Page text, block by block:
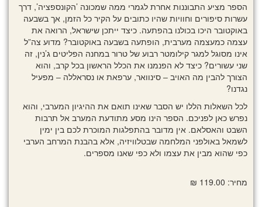
הספר מציע התבוננות אחרת לגמרי ממה שמכונה ’הקונספציה’, דרך
עשרות סיפורים וחוויות שהיו כתובים על הקיר כל הזמן, אך בשבעה
באוקטובר היכו בכולנו בהפתעה. כיצד ייתכן שישראל, הרואה את
עצמה כמעצמה מערבית, הופתעה בשבעה באוקטובר? מדוע צה”ל
אינו מסוגל למגר קילומטר רבוע של טרור במחנה הפליטים ג’נין, זה
שני עשורים? כיצד לא הפנמנו את הכלל הראשון בכל קרב, והוא
הצורך להבין מה האויב ‒ סינוואר, ערפאת או נסראללה ‒ מפעיל
נגדנו?
לכל השאלות הללו יש הסבר שאינו תואם את ההיגיון המערבי, והוא
נפרש כאן לפניכם. הספר הינו מסע מתודעת המערב אל תרבות
השבט והאסלאם. אין מדובר בהתפלגות המוכרת לכם בין ימין
לשמאל באולפני המלחמה שבטלוויזיה, אלא בהבנת המרחב הערבי
כפי שהוא מבין את עצמו ולא כפי שאנו מספרים.
מחיר: 119.00 ₪